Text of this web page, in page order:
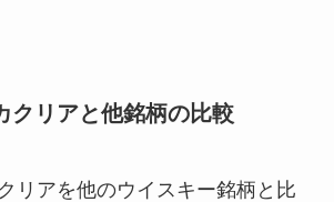
クリアと他銘柄の比較
リアを他のウイスキー銘柄と比